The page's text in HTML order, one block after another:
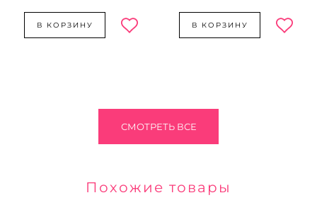
В КОРЗИНУ В КОРЗИНУ
СМОТРЕТЬ ВСЕ
Похожие товары